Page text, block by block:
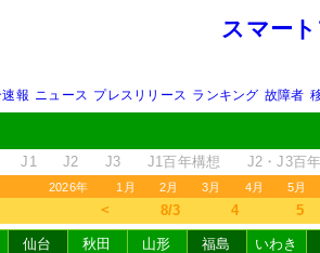
スマー
報 ニュース プレスリリース ランキング 故障者
J1 J2 J3 J1百年構想 J2・J3百
2026年 1月 2月 3月 4月 5月
＜ 8/3 4 5
仙台 秋田 山形 福島
いわき